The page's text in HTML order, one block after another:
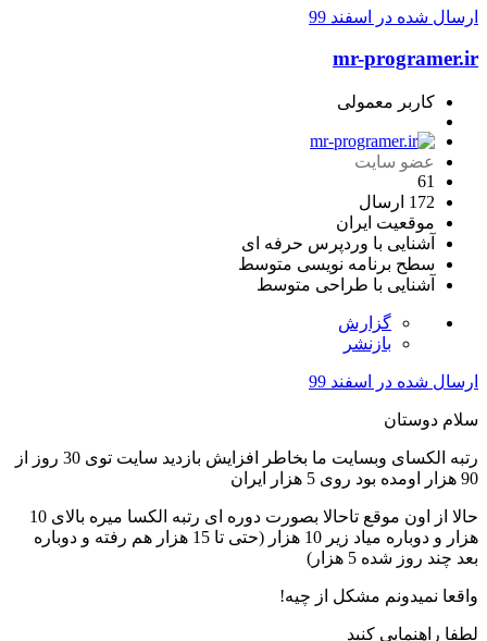
ارسال شده در اسفند 99
mr-programer.ir
کاربر معمولی
عضو سایت
61
172 ارسال
موقعیت ایران
آشنایی با وردپرس حرفه ای
سطح برنامه نویسی متوسط
آشنایی با طراحی متوسط
گزارش
بازنشر
ارسال شده در اسفند 99
سلام دوستان
رتبه الکسای وبسایت ما بخاطر افزایش بازدید سایت توی 30 روز از
90 هزار اومده بود روی 5 هزار ایران
حالا از اون موقع تاحالا بصورت دوره ای رتبه الکسا میره بالای 10
هزار و دوباره میاد زیر 10 هزار (حتی تا 15 هزار هم رفته و دوباره
بعد چند روز شده 5 هزار)
واقعا نمیدونم مشکل از چیه!
لطفا راهنمایی کنید